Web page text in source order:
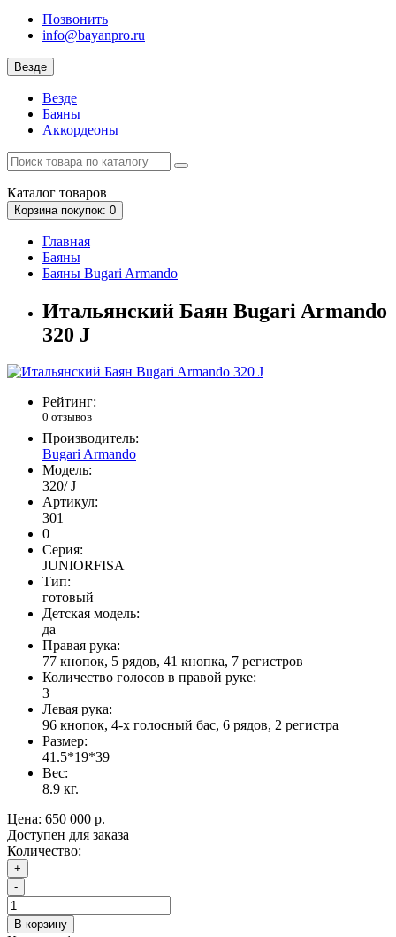
Позвонить
info@bayanpro.ru
Везде
Везде
Баяны
Аккордеоны
Каталог товаров
Корзина покупок: 0
Главная
Баяны
Баяны Bugari Armando
Итальянский Баян Bugari Armando
320 J
Рейтинг:
0 отзывов
Производитель:
Bugari Armando
Модель:
320/ J
Артикул:
301
0
Серия:
JUNIORFISA
Тип:
готовый
Детская модель:
да
Правая рука:
77 кнопок, 5 рядов, 41 кнопка, 7 регистров
Количество голосов в правой руке:
3
Левая рука:
96 кнопок, 4-х голосный бас, 6 рядов, 2 регистра
Размер:
41.5*19*39
Вес:
8.9 кг.
Цена: 650 000 р.
Доступен для заказа
Количество:
+
-
В корзину